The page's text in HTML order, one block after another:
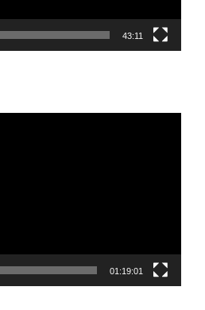
43:11
01:19:01